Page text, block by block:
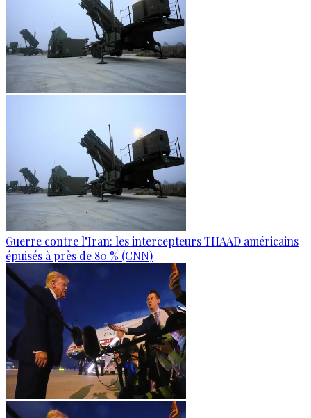
Guerre contre l’Iran: les intercepteurs THAAD américains
épuisés à près de 80 % (CNN)